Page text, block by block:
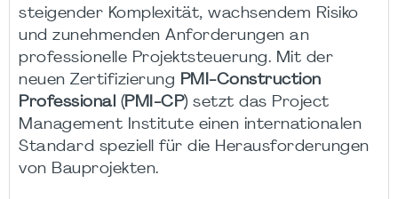
steigender Komplexität, wachsendem Risiko
und zunehmenden Anforderungen an
professionelle Projektsteuerung. Mit der
neuen Zertifizierung PMI-Construction
Professional (PMI-CP) setzt das Project
Management Institute einen internationalen
Standard speziell für die Herausforderungen
von Bauprojekten.